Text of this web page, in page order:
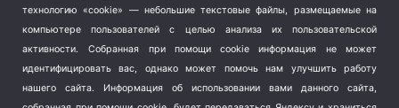
Транспорт (262)
Туризм (178)
Флот (76)
технологию «cookie» — небольшие текстовые файлы, размещаемые на
компьютере пользователей с целью анализа их пользовательской
активности.
Собранная при помощи cookie информация не может
идентифицировать вас, однако может помочь нам улучшить работу
нашего сайта. Информация об использовании вами данного сайта,